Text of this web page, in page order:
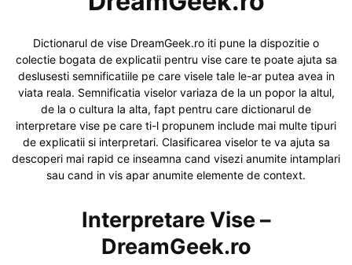
Dictionarul de vise DreamGeek.ro iti pune la dispozitie o
colectie bogata de explicatii pentru vise care te poate ajuta sa
deslusesti semnificatiile pe care visele tale le-ar putea avea in
viata reala. Semnificatia viselor variaza de la un popor la altul,
de la o cultura la alta, fapt pentru care dictionarul de
interpretare vise pe care ti-l propunem include mai multe tipuri
de explicatii si interpretari. Clasificarea viselor te va ajuta sa
descoperi mai rapid ce inseamna cand visezi anumite intamplari
sau cand in vis apar anumite elemente de context.
Interpretare Vise –
DreamGeek.ro